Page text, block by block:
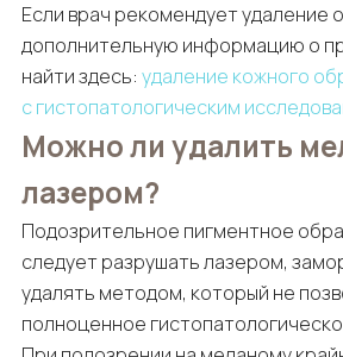
Если врач рекомендует удаление
дополнительную информацию о
найти здесь: удаление кожного
с гистопатологическим
Можно ли удалить
лазером?
Подозрительное пигментное
следует разрушать лазером,
удалять методом, который не
полноценное